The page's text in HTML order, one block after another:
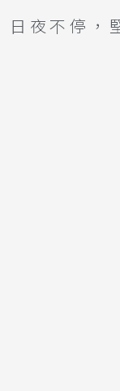
日夜不停，